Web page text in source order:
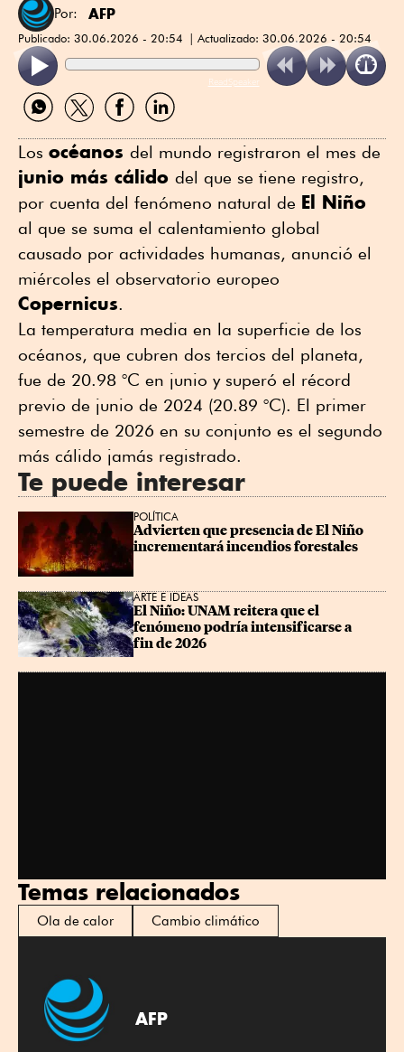
Por: AFP
Publicado: 30.06.2026 - 20:54 Actualizado: 30.06.2026 - 20:54
ReadSpeaker
Compartir
por
Compartir
por
Compartir
por
Compartir
por
Los océanos del mundo registraron el mes de
junio más cálido del que se tiene registro,
por cuenta del fenómeno natural de El Niño
al que se suma el calentamiento global
causado por actividades humanas, anunció el
miércoles el observatorio europeo
Copernicus.
La temperatura media en la superficie de los
océanos, que cubren dos tercios del planeta,
fue de 20.98 °C en junio y superó el récord
previo de junio de 2024 (20.89 °C). El primer
semestre de 2026 en su conjunto es el segundo
más cálido jamás registrado.
Te puede interesar
POLÍTICA
Advierten que presencia de El Niño
incrementará incendios forestales
ARTE E IDEAS
El Niño: UNAM reitera que el
fenómeno podría intensificarse a
fin de 2026
Temas relacionados
Ola de calor Cambio climático
AFP